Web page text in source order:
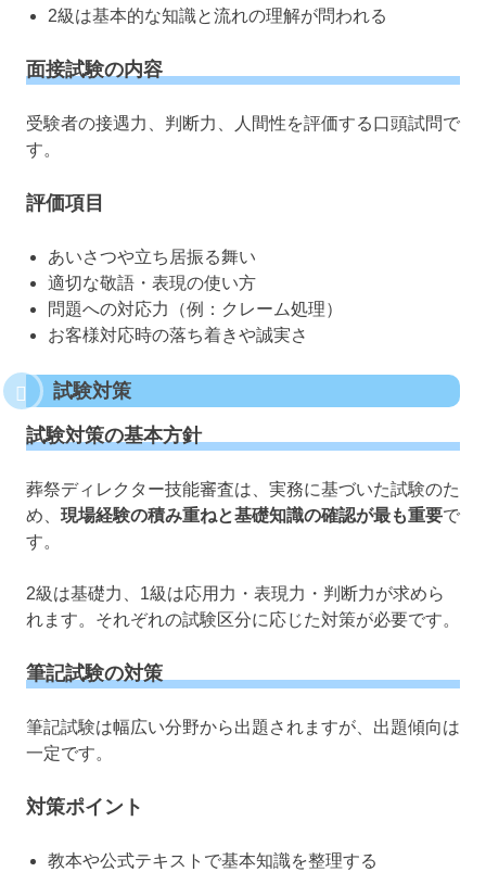
2級は基本的な知識と流れの理解が問われる
面接試験の内容
受験者の接遇力、判断力、人間性を評価する口頭試問で
す。
評価項目
あいさつや立ち居振る舞い
適切な敬語・表現の使い方
問題への対応力（例：クレーム処理）
お客様対応時の落ち着きや誠実さ
試験対策
試験対策の基本方針
葬祭ディレクター技能審査は、実務に基づいた試験のた
め、 現場経験の積み重ねと基礎知識の確認が最も重要で
す。
2級は基礎力、1級は応用力・表現力・判断力が求めら
れます。それぞれの試験区分に応じた対策が必要です。
筆記試験の対策
筆記試験は幅広い分野から出題されますが、出題傾向は
一定です。
対策ポイント
教本や公式テキストで基本知識を整理する